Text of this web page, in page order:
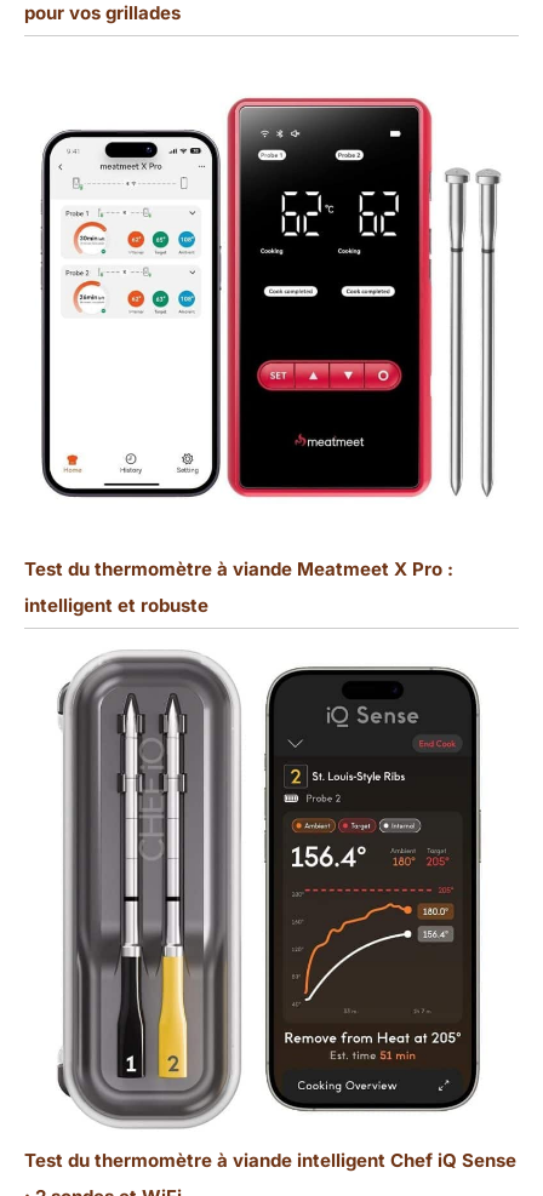
pour vos grillades
Test du thermomètre à viande Meatmeet X Pro :
intelligent et robuste
Test du thermomètre à viande intelligent Chef iQ Sense